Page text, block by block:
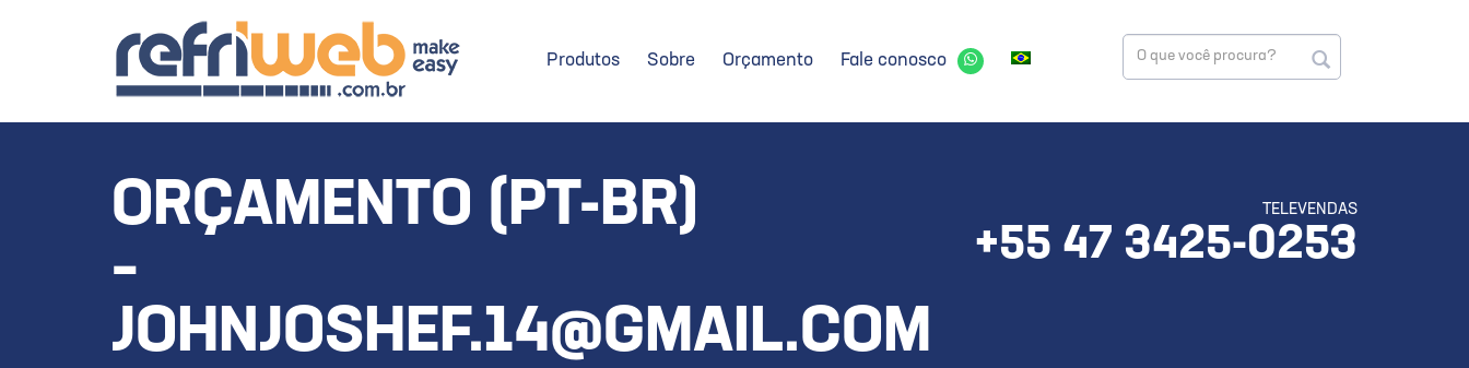
Produtos Sobre Orçamento Fale conosco
ORÇAMENTO (PT-BR)
–
JOHNJOSHEF.14@GMAIL.COM
TELEVENDAS
+55 47 3425-0253